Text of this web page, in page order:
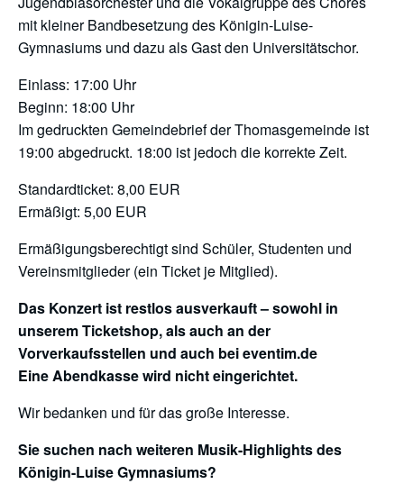
mit kleiner Bandbesetzung des Königin-Luise-
Gymnasiums und dazu als Gast den Universitätschor.
Einlass: 17:00 Uhr
Beginn: 18:00 Uhr
Im gedruckten Gemeindebrief der Thomasgemeinde ist
19:00 abgedruckt. 18:00 ist jedoch die korrekte Zeit.
Standardticket: 8,00 EUR
Ermäßigt: 5,00 EUR
Ermäßigungsberechtigt sind Schüler, Studenten und
Vereinsmitglieder (ein Ticket je Mitglied).
Das Konzert ist restlos ausverkauft – sowohl in
unserem Ticketshop, als auch an der
Vorverkaufsstellen und auch bei eventim.de
Eine Abendkasse wird nicht eingerichtet.
Wir bedanken und für das große Interesse.
Sie suchen nach weiteren Musik-Highlights des
Königin-Luise Gymnasiums?